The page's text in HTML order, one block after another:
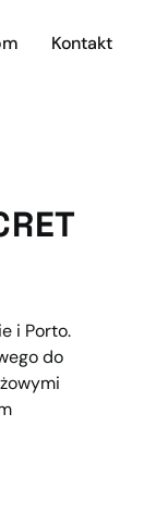
Kontakt
i Porto.
do